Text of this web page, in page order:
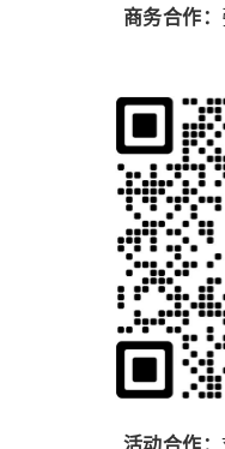
商务合作：
活动合作：